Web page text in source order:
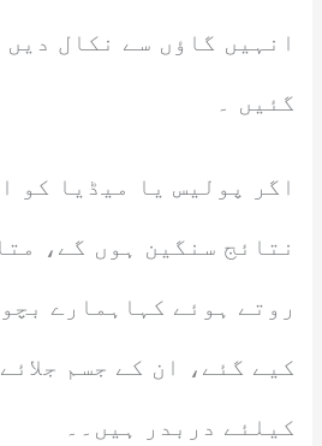
انہیں گاؤں سے نکال
گئیں ۔
اگر پولیس یا میڈیا کو
نتائج سنگین ہوں گے،
روتے ہوئے کہاہمارے
کیے گئے، ان کے جسم
کیلئے دربدر ہیں۔۔